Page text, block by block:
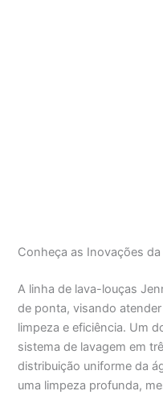
Conheça as Inovações
A linha de lava-louças
de ponta, visando
limpeza e eficiência. Um
sistema de lavagem em
distribuição uniforme da
uma limpeza profunda,